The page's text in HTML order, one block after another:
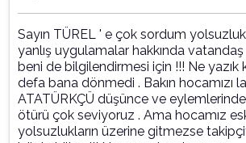
Sayın TÜREL ' e çok sordum
yanlış uygulamalar hakkında
beni de bilgilendirmesi için !!! Ne yazık
defa bana dönmedi . Bakın hocamızı
ATATÜRKÇÜ düşünce ve
ötürü çok seviyoruz . Ama hocamız
yolsuzlukların üzerine gitmezse